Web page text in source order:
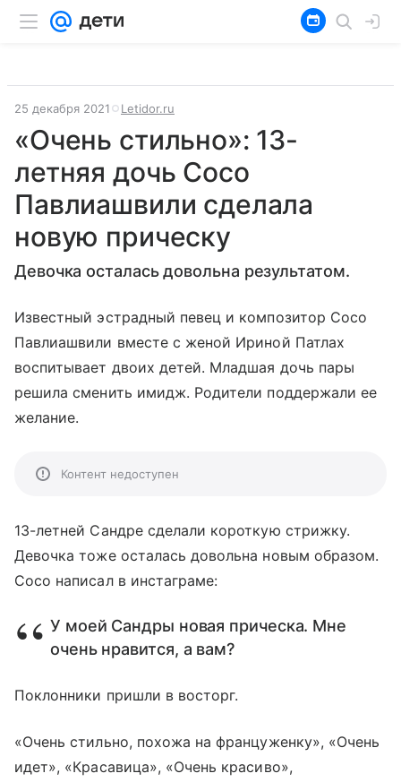
25 декабря 2021 Letidor.ru
«Очень стильно»: 13-
летняя дочь Сосо
Павлиашвили сделала
новую прическу
Девочка осталась довольна результатом.
Известный эстрадный певец и композитор Сосо
Павлиашвили вместе с женой Ириной Патлах
воспитывает двоих детей. Младшая дочь пары
решила сменить имидж. Родители поддержали ее
желание.
Контент недоступен
13-летней Сандре сделали короткую стрижку.
Девочка тоже осталась довольна новым образом.
Сосо написал в инстаграме:
У моей Сандры новая прическа. Мне
очень нравится, а вам?
Поклонники пришли в восторг.
«Очень стильно, похожа на француженку», «Очень
идет», «Красавица», «Очень красиво»,